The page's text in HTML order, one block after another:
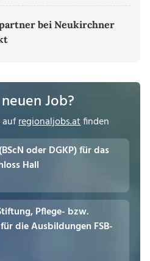
bei Neukirchner
Job?
aufregionaljobs.atfinden
oder DGKP) für das
Hall
Pflege- bzw.
die Ausbildungen FSB-